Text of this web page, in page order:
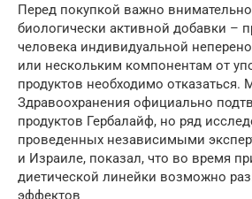
Перед покупкой важно внимательно
биологически активной добавки –
человека индивидуальной
или нескольким компонентам от
продуктов необходимо отказаться.
Здравоохранения официально
продуктов Гербалайф, но ряд
проведенных независимыми
и Израиле, показал, что во время
диетической линейки возможно
эффектов